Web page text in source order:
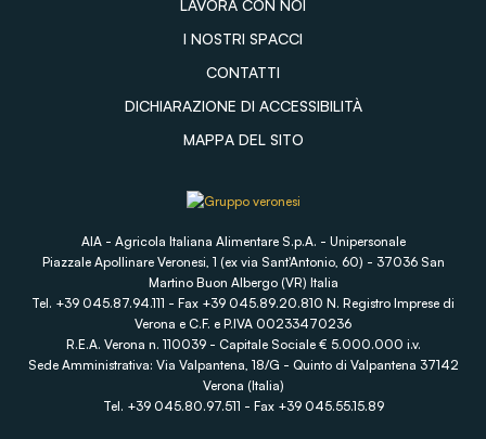
LAVORA CON NOI
I NOSTRI SPACCI
CONTATTI
DICHIARAZIONE DI ACCESSIBILITÀ
MAPPA DEL SITO
AIA - Agricola Italiana Alimentare S.p.A. - Unipersonale
Piazzale Apollinare Veronesi, 1 (ex via Sant'Antonio, 60) - 37036 San
Martino Buon Albergo (VR) Italia
Tel. +39 045.87.94.111 - Fax +39 045.89.20.810 N. Registro Imprese di
Verona e C.F. e P.IVA 00233470236
R.E.A. Verona n. 110039 - Capitale Sociale € 5.000.000 i.v.
Sede Amministrativa: Via Valpantena, 18/G - Quinto di Valpantena 37142
Verona (Italia)
Tel. +39 045.80.97.511 - Fax +39 045.55.15.89